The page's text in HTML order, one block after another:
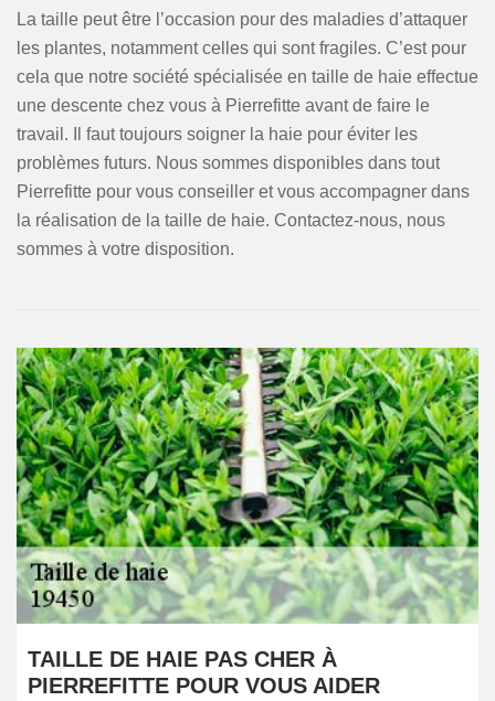
La taille peut être l’occasion pour des maladies d’attaquer
les plantes, notamment celles qui sont fragiles. C’est pour
cela que notre société spécialisée en taille de haie effectue
une descente chez vous à Pierrefitte avant de faire le
travail. Il faut toujours soigner la haie pour éviter les
problèmes futurs. Nous sommes disponibles dans tout
Pierrefitte pour vous conseiller et vous accompagner dans
la réalisation de la taille de haie. Contactez-nous, nous
sommes à votre disposition.
TAILLE DE HAIE PAS CHER À
PIERREFITTE POUR VOUS AIDER